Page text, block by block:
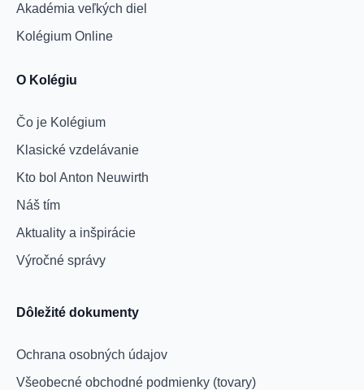
Akadémia veľkých diel
Kolégium Online
O Kolégiu
Čo je Kolégium
Klasické vzdelávanie
Kto bol Anton Neuwirth
Náš tím
Aktuality a inšpirácie
Výročné správy
Dôležité dokumenty
Ochrana osobných údajov
Všeobecné obchodné podmienky (tovary)